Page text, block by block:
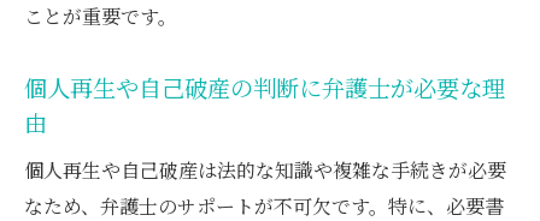
ことが重要です。
個人再生や自己破産の判断に弁護士が必要な理
由
個人再生や自己破産は法的な知識や複雑な手続きが必要
なため、弁護士のサポートが不可欠です。特に、必要書